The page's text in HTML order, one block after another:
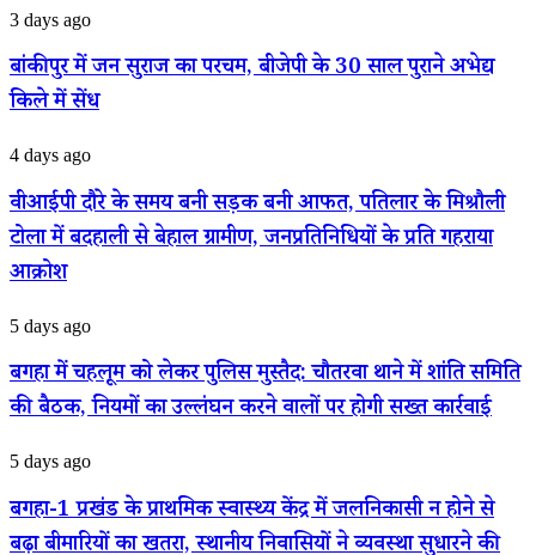
रचा
इतिहास,
पतिलार
की
बेटी
मुजफ्फरपुर
विश्वविद्यालय
में
बनीं
असिस्टेंट
प्रोफेसर
बांकीपुर
जन
सुराज
का
बीजेपी
30
साल
पुराने
अभेद्य
किले
सेंध
3 days ago
बांकीपुर में जन सुराज का परचम, बीजेपी के 30 साल पुराने अभेद्य
किले में सेंध
वीआईपी
के
समय
बनी
सड़क
बनी
पतिलार
मिश्रौली
टोला
में
से
बेहाल
ग्रामीण,
जनप्रतिनिधियों
के
4 days ago
वीआईपी दौरे के समय बनी सड़क बनी आफत, पतिलार के मिश्रौली
टोला में बदहाली से बेहाल ग्रामीण, जनप्रतिनिधियों के प्रति गहराया
आक्रोश
बगहा
चहलूम
को
लेकर
मुस्तैद:
चौतरवा
थाने
में
शांति
5 days ago
बगहा में चहलूम को लेकर पुलिस मुस्तैद: चौतरवा थाने में शांति समिति
की बैठक, नियमों का उल्लंघन करने वालों पर होगी सख्त कार्रवाई
बगहा-1
के
प्राथमिक
स्वास्थ्य
5 days ago
बगहा-1 प्रखंड के प्राथमिक स्वास्थ्य केंद्र में जलनिकासी न होने से
बढ़ा बीमारियों का खतरा, स्थानीय निवासियों ने व्यवस्था सुधारने की